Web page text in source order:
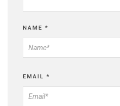
NAME *
EMAIL *